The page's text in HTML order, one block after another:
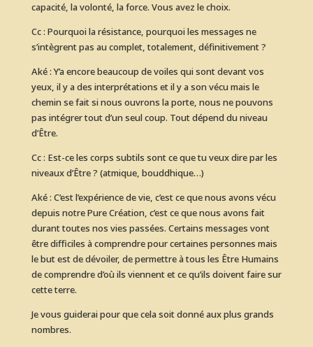
capacité, la volonté, la force. Vous avez le choix.
Cc : Pourquoi la résistance, pourquoi les messages ne
s’intègrent pas au complet, totalement, définitivement ?
Aké : Y’a encore beaucoup de voiles qui sont devant vos
yeux, il y a des interprétations et il y a son vécu mais le
chemin se fait si nous ouvrons la porte, nous ne pouvons
pas intégrer tout d’un seul coup. Tout dépend du niveau
d’Être.
Cc : Est-ce les corps subtils sont ce que tu veux dire par les
niveaux d’Être ? (atmique, bouddhique…)
Aké : C’est l’expérience de vie, c’est ce que nous avons vécu
depuis notre Pure Création, c’est ce que nous avons fait
durant toutes nos vies passées. Certains messages vont
être difficiles à comprendre pour certaines personnes mais
le but est de dévoiler, de permettre à tous les Être Humains
de comprendre d’où ils viennent et ce qu’ils doivent faire sur
cette terre.
Je vous guiderai pour que cela soit donné aux plus grands
nombres.